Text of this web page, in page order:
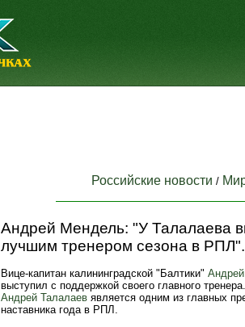
Российские новости /
Андрей Мендель: "У Талалаева
лучшим тренером сезона в РПЛ".
Вице-капитан калининградской "Балтики"
выступил с поддержкой своего главного
Андрей Талалаев является одним из главных
наставника года в РПЛ.